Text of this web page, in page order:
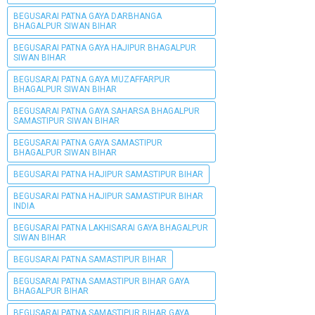
BEGUSARAI PATNA GAYA DARBHANGA
BHAGALPUR SIWAN BIHAR
BEGUSARAI PATNA GAYA HAJIPUR BHAGALPUR
SIWAN BIHAR
BEGUSARAI PATNA GAYA MUZAFFARPUR
BHAGALPUR SIWAN BIHAR
BEGUSARAI PATNA GAYA SAHARSA BHAGALPUR
SAMASTIPUR SIWAN BIHAR
BEGUSARAI PATNA GAYA SAMASTIPUR
BHAGALPUR SIWAN BIHAR
BEGUSARAI PATNA HAJIPUR SAMASTIPUR BIHAR
BEGUSARAI PATNA HAJIPUR SAMASTIPUR BIHAR
INDIA
BEGUSARAI PATNA LAKHISARAI GAYA BHAGALPUR
SIWAN BIHAR
BEGUSARAI PATNA SAMASTIPUR BIHAR
BEGUSARAI PATNA SAMASTIPUR BIHAR GAYA
BHAGALPUR BIHAR
BEGUSARAI PATNA SAMASTIPUR BIHAR GAYA